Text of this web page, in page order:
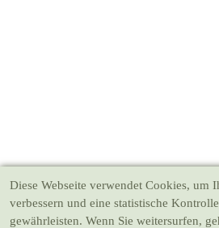
Diese Webseite verwendet Cookies, um
verbessern und eine statistische
gewährleisten. Wenn Sie weitersurfen,